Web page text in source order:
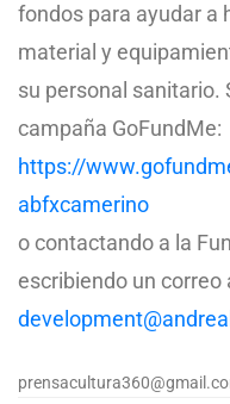
fondos para ayudar a
material y
su personal sanitario.
campaña GoFundMe:
https://
abfxcamerino
o contactando a la
escribiendo un correo